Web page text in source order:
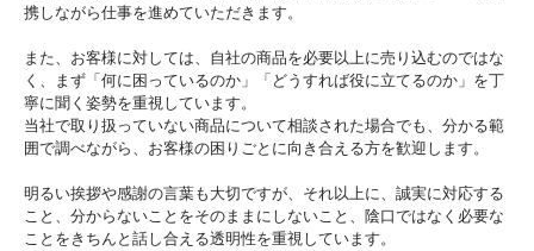
携しながら仕事を進めていただきます。
また、お客様に対しては、自社の商品を必要以上に売り込むのではな
く、まず「何に困っているのか」「どうすれば役に立てるのか」を丁
寧に聞く姿勢を重視しています。
当社で取り扱っていない商品について相談された場合でも、分かる範
囲で調べながら、お客様の困りごとに向き合える方を歓迎します。
明るい挨拶や感謝の言葉も大切ですが、それ以上に、誠実に対応する
こと、分からないことをそのままにしないこと、陰口ではなく必要な
ことをきちんと話し合える透明性を重視しています。